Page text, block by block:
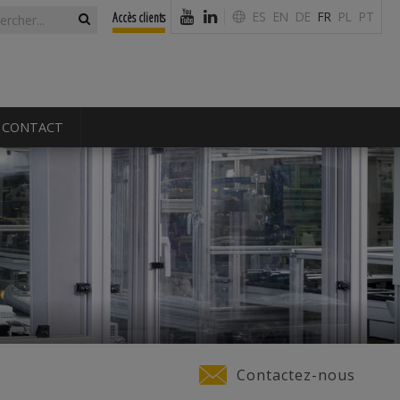
de Accès clients ES EN DE FR PL PT
CONTACT
Contactez-nous